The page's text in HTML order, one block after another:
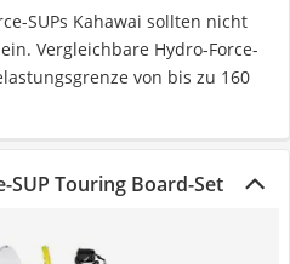
SUPs Kahawai sollten nicht
Vergleichbare Hydro-Force-
von bis zu 160
SUP Touring Board-Set